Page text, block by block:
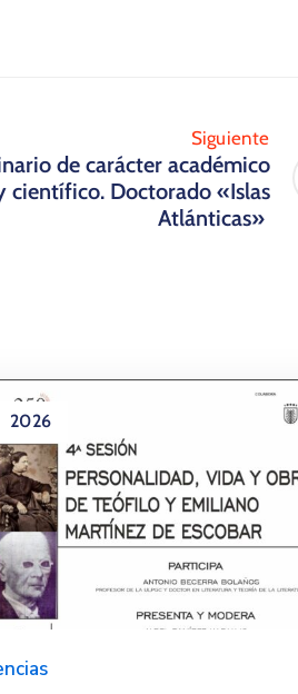
Siguiente
de carácter académico
científico. Doctorado «Islas
Atlánticas» ​
2026